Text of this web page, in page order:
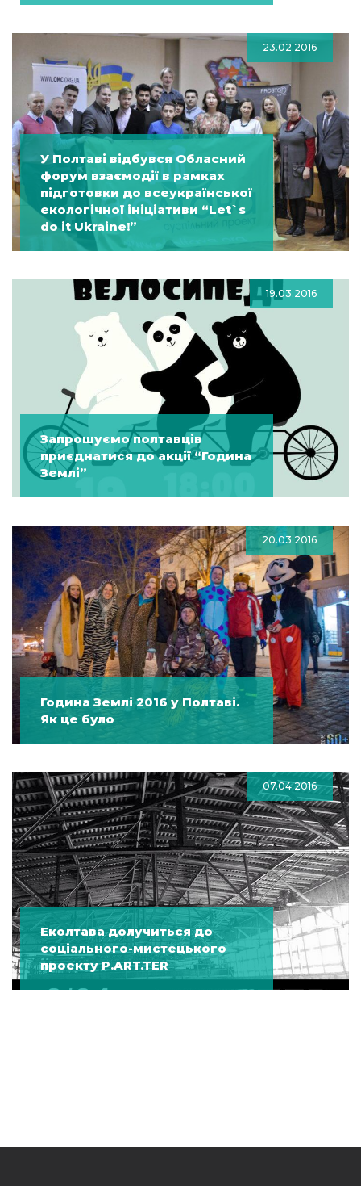
23.02.2016
У Полтаві відбувся Обласний
форум взаємодії в рамках
підготовки до всеукраїнської
екологічної ініціативи “Let`s
do it Ukraine!”
19.03.2016
Запрошуємо полтавців
приєднатися до акції “Година
Землі”
20.03.2016
Година Землі 2016 у Полтаві.
Як це було
07.04.2016
Еколтава долучиться до
соціального-мистецького
проекту P.ART.TER